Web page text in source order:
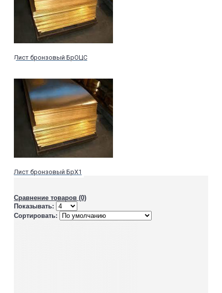
Лист бронзовый БрОЦС
Лист бронзовый БрХ1
Сравнение товаров (0)
Показывать:
Сортировать: